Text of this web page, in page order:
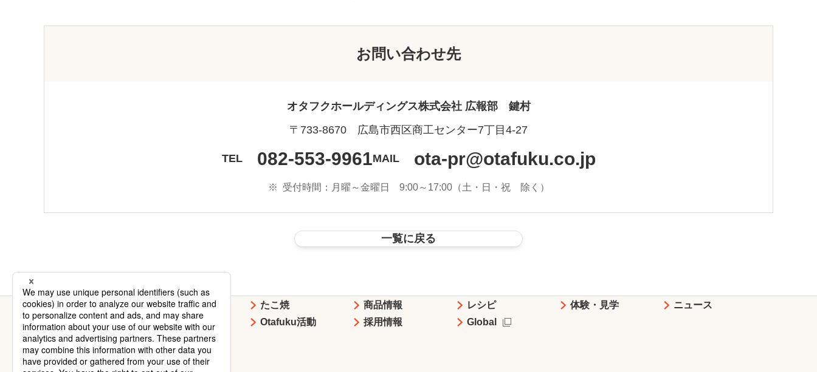
お問い合わせ先
オタフクホールディングス株式会社 広報部 鍵村
〒733-8670 広島市西区商工センター7丁目4-27
TEL 082-553-9961MAIL ota-pr@otafuku.co.jp
※ 受付時間：月曜～金曜日 9:00～17:00（土・日・祝 除く）
一覧に戻る
お好み焼 焼そば たこ焼 商品情報 レシピ 体験・見学
ニュース
イベント・
キャンペーン
企業情報 Otafuku活動 採用情報 Global